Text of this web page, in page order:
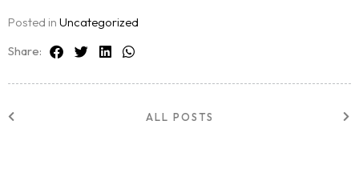
Posted in Uncategorized
Share:
ALL POSTS